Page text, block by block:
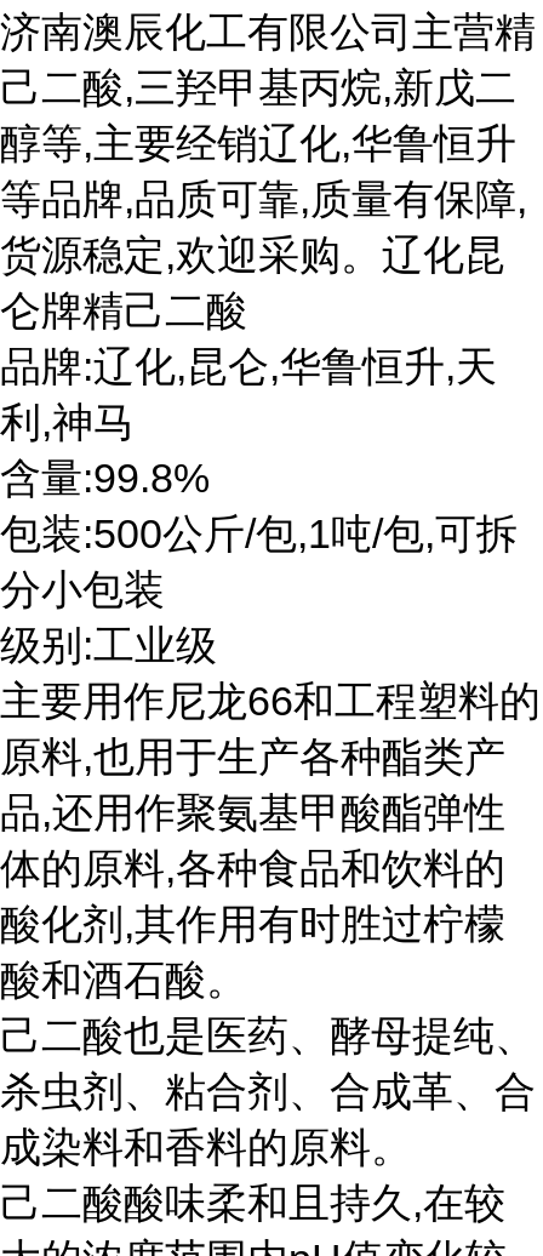
济南澳辰化工有限公司主营精
己二酸,三羟甲基丙烷,新戊二
醇等,主要经销辽化,华鲁恒升
等品牌,品质可靠,质量有保障,
货源稳定,欢迎采购。辽化昆
仑牌精己二酸
品牌:辽化,昆仑,华鲁恒升,天
利,神马
含量:99.8%
包装:500公斤/包,1吨/包,可拆
分小包装
级别:工业级
主要用作尼龙66和工程塑料的
原料,也用于生产各种酯类产
品,还用作聚氨基甲酸酯弹性
体的原料,各种食品和饮料的
酸化剂,其作用有时胜过柠檬
酸和酒石酸。
己二酸也是医药、酵母提纯、
杀虫剂、粘合剂、合成革、合
成染料和香料的原料。
己二酸酸味柔和且持久,在较